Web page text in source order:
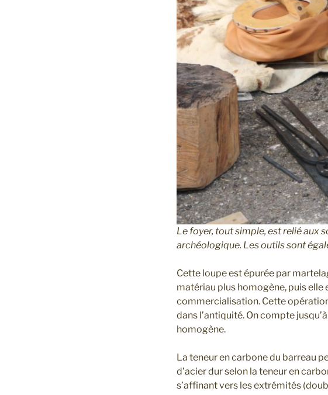
Le foyer, tout simple, est relié aux
archéologique. Les outils sont
Cette loupe est épurée par
matériau plus homogène, puis
commercialisation. Cette
dans l’antiquité. On compte
homogène.
La teneur en carbone du barreau
d’acier dur selon la teneur en
s’affinant vers les extrémités